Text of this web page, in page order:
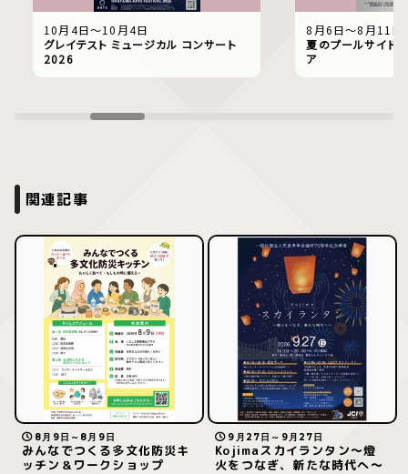
10月4日〜10月4日
グレイテスト ミュージカル コンサート
2026
8月6日〜8月11日
夏のプールサイド
ア
関連記事
8月9日～8月9日
みんなでつくる多文化防災キ
ッチン＆ワークショップ
9月27日～9月27日
Kojimaスカイランタン〜燈
火をつなぎ、新たな時代へ〜